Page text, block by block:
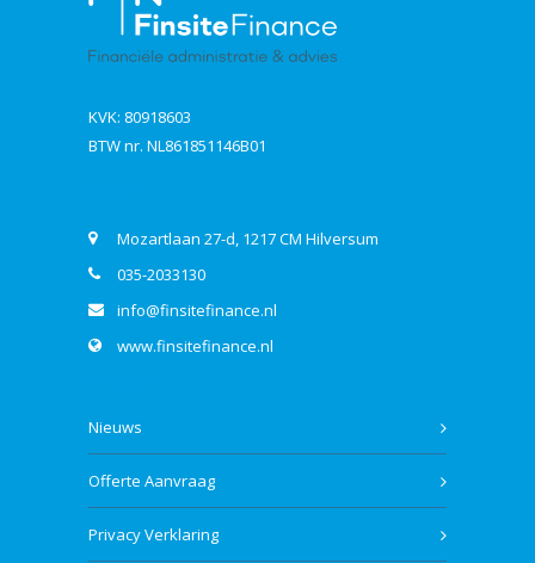
KVK: 80918603
BTW nr. NL861851146B01
Mozartlaan 27-d, 1217 CM Hilversum
035-2033130
info@finsitefinance.nl
www.finsitefinance.nl
Nieuws
Offerte Aanvraag
Privacy Verklaring